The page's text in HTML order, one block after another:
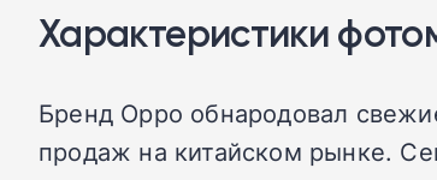
Характеристики
Бренд Oppo обнародовал
продаж на китайском рынке.